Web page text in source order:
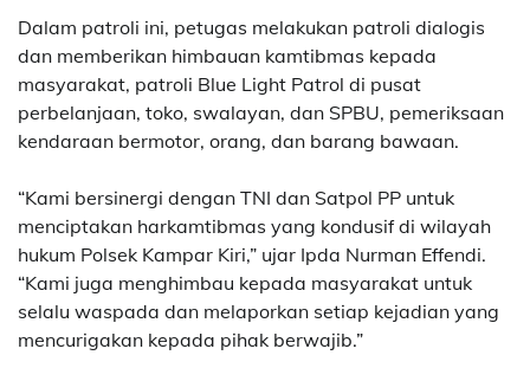
Dalam patroli ini, petugas melakukan patroli dialogis
dan memberikan himbauan kamtibmas kepada
masyarakat, patroli Blue Light Patrol di pusat
perbelanjaan, toko, swalayan, dan SPBU, pemeriksaan
kendaraan bermotor, orang, dan barang bawaan.
“Kami bersinergi dengan TNI dan Satpol PP untuk
menciptakan harkamtibmas yang kondusif di wilayah
hukum Polsek Kampar Kiri,” ujar Ipda Nurman Effendi.
“Kami juga menghimbau kepada masyarakat untuk
selalu waspada dan melaporkan setiap kejadian yang
mencurigakan kepada pihak berwajib.”